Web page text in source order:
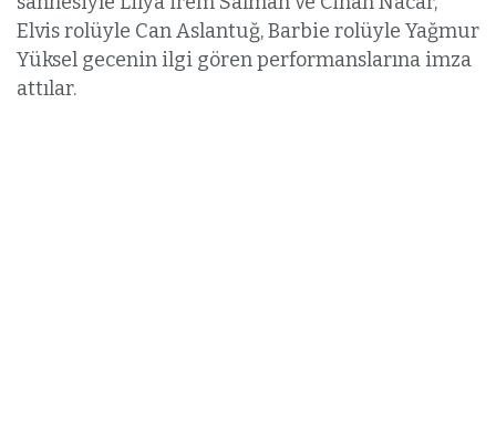
Elvis rolüyle Can Aslantuğ, Barbie rolüyle Yağmur
Yüksel gecenin ilgi gören performanslarına imza
attılar.